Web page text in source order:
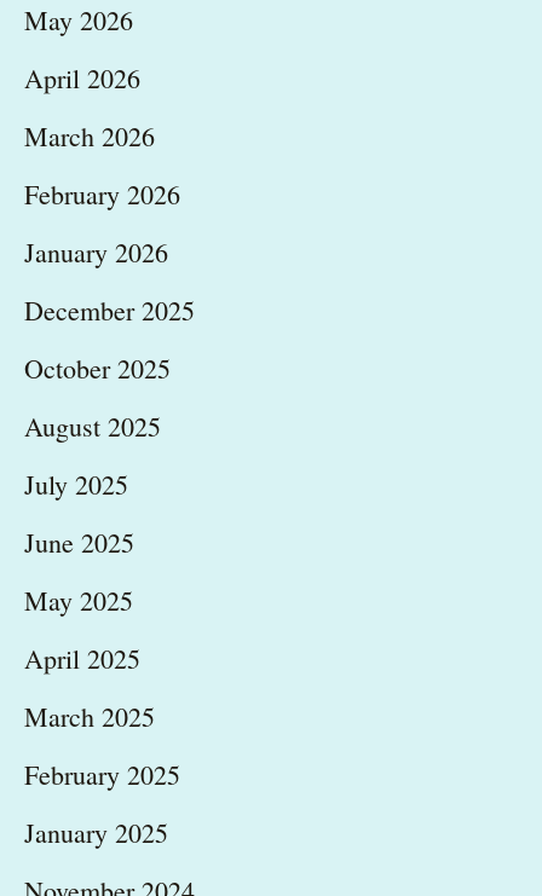
May 2026
April 2026
March 2026
February 2026
January 2026
December 2025
October 2025
August 2025
July 2025
June 2025
May 2025
April 2025
March 2025
February 2025
January 2025